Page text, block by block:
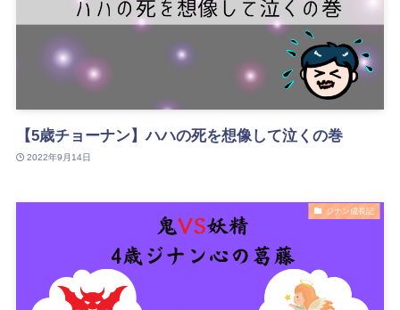
【5歳チョーナン】ハハの死を想像して泣くの巻
2022年9月14日
ジナン成長記